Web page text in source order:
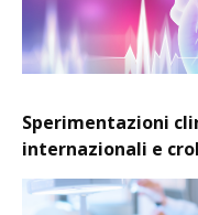
Sperimentazioni
internazionali e